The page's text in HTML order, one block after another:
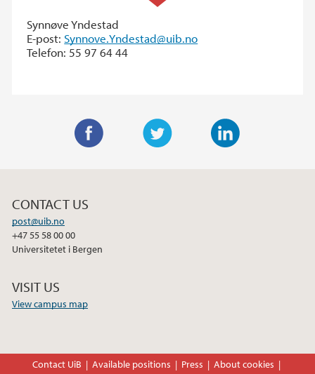
Synnøve Yndestad
E-post: Synnove.Yndestad@uib.no
Telefon: 55 97 64 44
e
o
CONTACT US
post@uib.no
+47 55 58 00 00
Universitetet i Bergen
VISIT US
View campus map
Contact UiB Available positions Press About cookies